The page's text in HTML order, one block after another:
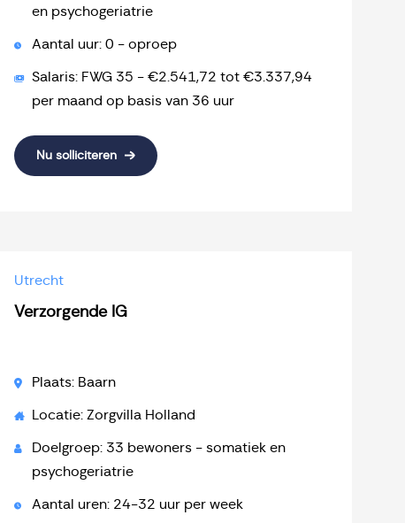
en psychogeriatrie
Aantal uur: 0 - oproep
Salaris: FWG 35 - €2.541,72 tot €3.337,94
per maand op basis van 36 uur
Nu solliciteren
Utrecht
Verzorgende IG
Plaats: Baarn
Locatie: Zorgvilla Holland
Doelgroep: 33 bewoners - somatiek en
psychogeriatrie
Aantal uren: 24-32 uur per week